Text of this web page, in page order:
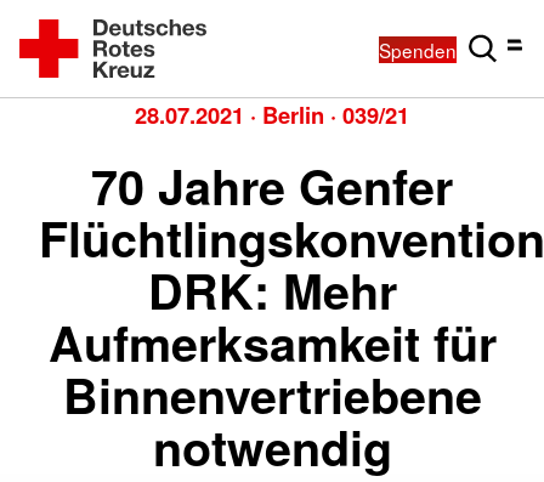
Spenden
28.07.2021 · Berlin · 039/21
70 Jahre Genfer
DRK: Mehr
Aufmerksamkeit für
Binnenvertriebene
notwendig